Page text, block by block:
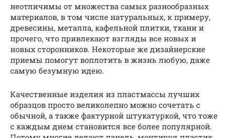
неотличимы от множества самых разнообразных
материалов, в том числе натуральных, к примеру,
древесины, металла, кафельной плитки, ткани и
прочего, что привлекают взгляды все новых и
новых сторонников. Некоторые же дизайнерские
приемы помогут воплотить в жизнь любую, даже
самую безумную идею.
Качественные изделия из пластмассы лучших
образцов просто великолепно можно сочетать с
обычной, а также фактурной штукатуркой, что тоже
с каждым днем становится все более популярной.